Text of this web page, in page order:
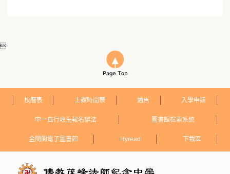

校曆表 上課時間表 通告 入學申請
中一自行收生報名辦法 圖書館檢索系統
金閱閣電子圖書館 Hyread 下載區